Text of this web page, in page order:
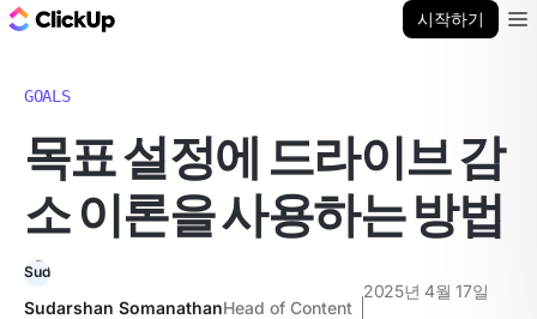
시작하기
GOALS
목표 설정에 드라이브 감
소 이론을 사용하는 방법
Sudarshan SomanathanHead of Content
2025년 4월 17일